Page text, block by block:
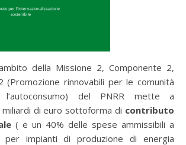
della Missione 2, Componente 2,
(Promozione rinnovabili per le comunità
del PNRR mette a
di euro sottoforma di contributo
( e un 40% delle spese ammissibili a
per impianti di produzione di energia